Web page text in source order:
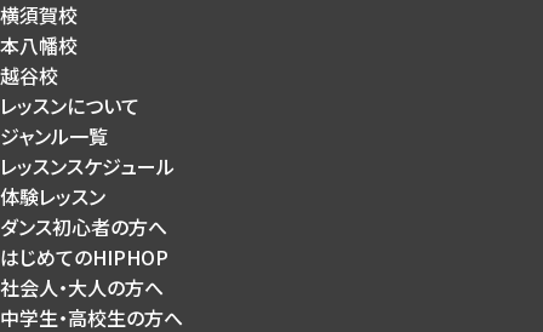
横須賀校
本八幡校
越谷校
レッスンについて
ジャンル一覧
レッスンスケジュール
体験レッスン
ダンス初心者の方へ
はじめてのHIPHOP
社会人・大人の方へ
中学生・高校生の方へ